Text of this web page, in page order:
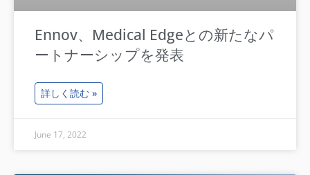
Ennov、Medical Edgeとの新たなパ
ートナーシップを発表
詳しく読む »
June 17, 2022